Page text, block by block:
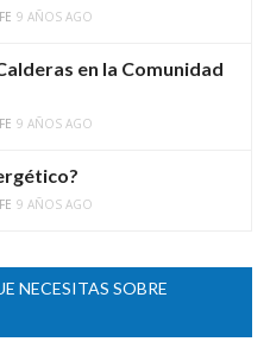
9 AÑOS AGO
en la Comunidad
9 AÑOS AGO
9 AÑOS AGO
NECESITAS SOBRE